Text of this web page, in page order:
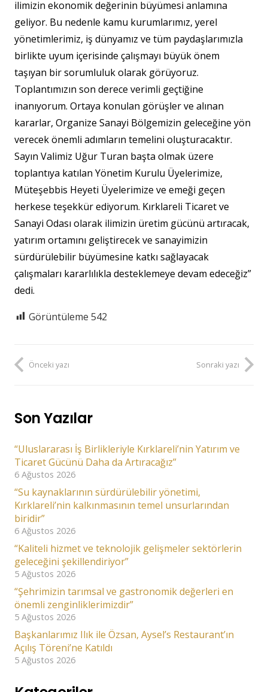
ilimizin ekonomik değerinin büyümesi anlamına
geliyor. Bu nedenle kamu kurumlarımız, yerel
yönetimlerimiz, iş dünyamız ve tüm paydaşlarımızla
birlikte uyum içerisinde çalışmayı büyük önem
taşıyan bir sorumluluk olarak görüyoruz.
Toplantımızın son derece verimli geçtiğine
inanıyorum. Ortaya konulan görüşler ve alınan
kararlar, Organize Sanayi Bölgemizin geleceğine yön
verecek önemli adımların temelini oluşturacaktır.
Sayın Valimiz Uğur Turan başta olmak üzere
toplantıya katılan Yönetim Kurulu Üyelerimize,
Müteşebbis Heyeti Üyelerimize ve emeği geçen
herkese teşekkür ediyorum. Kırklareli Ticaret ve
Sanayi Odası olarak ilimizin üretim gücünü artıracak,
yatırım ortamını geliştirecek ve sanayimizin
sürdürülebilir büyümesine katkı sağlayacak
çalışmaları kararlılıkla desteklemeye devam edeceğiz”
dedi.
Görüntüleme 542
Önceki yazı Sonraki yazı
Son Yazılar
“Uluslararası İş Birlikleriyle Kırklareli’nin Yatırım ve
Ticaret Gücünü Daha da Artıracağız”
6 Ağustos 2026
“Su kaynaklarının sürdürülebilir yönetimi,
Kırklareli’nin kalkınmasının temel unsurlarından
biridir”
6 Ağustos 2026
“Kaliteli hizmet ve teknolojik gelişmeler sektörlerin
geleceğini şekillendiriyor”
5 Ağustos 2026
“Şehrimizin tarımsal ve gastronomik değerleri en
önemli zenginliklerimizdir”
5 Ağustos 2026
Başkanlarımız Ilık ile Özsan, Aysel’s Restaurant’ın
Açılış Töreni’ne Katıldı
5 Ağustos 2026